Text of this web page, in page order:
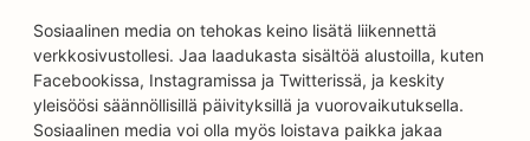
Sosiaalinen media on tehokas keino lisätä liikennettä
verkkosivustollesi. Jaa laadukasta sisältöä alustoilla, kuten
Facebookissa, Instagramissa ja Twitterissä, ja keskity
yleisöösi säännöllisillä päivityksillä ja vuorovaikutuksella.
Sosiaalinen media voi olla myös loistava paikka jakaa